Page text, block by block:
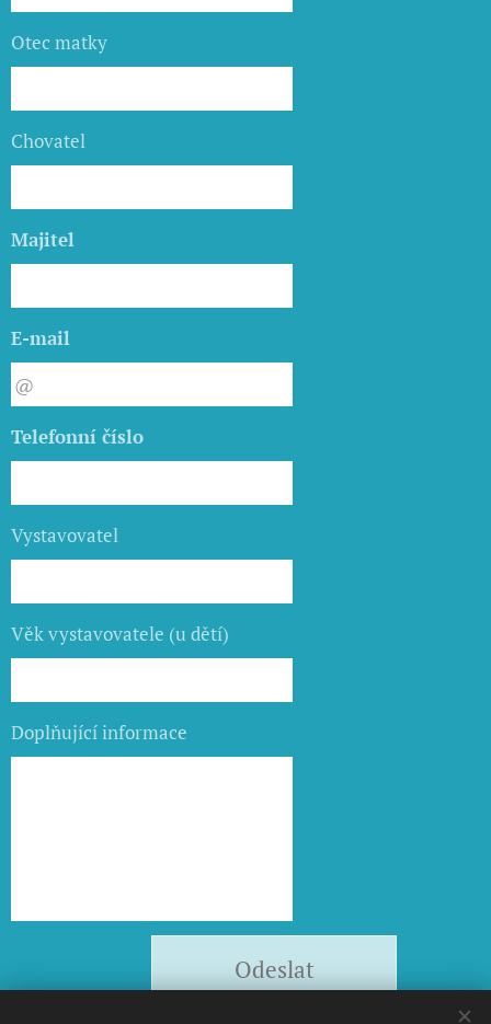
Otec matky
Chovatel
Majitel
E-mail
Telefonní číslo
Vystavovatel
Věk vystavovatele (u dětí)
Doplňující informace
Odeslat